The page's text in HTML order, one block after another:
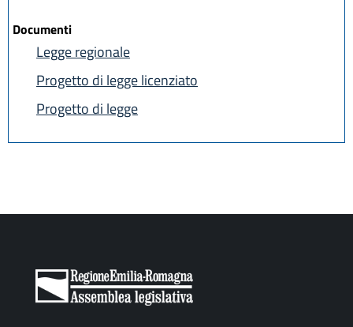
Documenti
Legge regionale
Progetto di legge licenziato
Progetto di legge